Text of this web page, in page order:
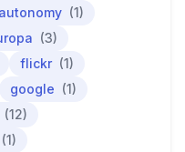
(1)
(3)
flickr (1)
google (1)
(12)
(1)